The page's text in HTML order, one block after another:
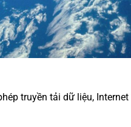
truyền tải dữ liệu,